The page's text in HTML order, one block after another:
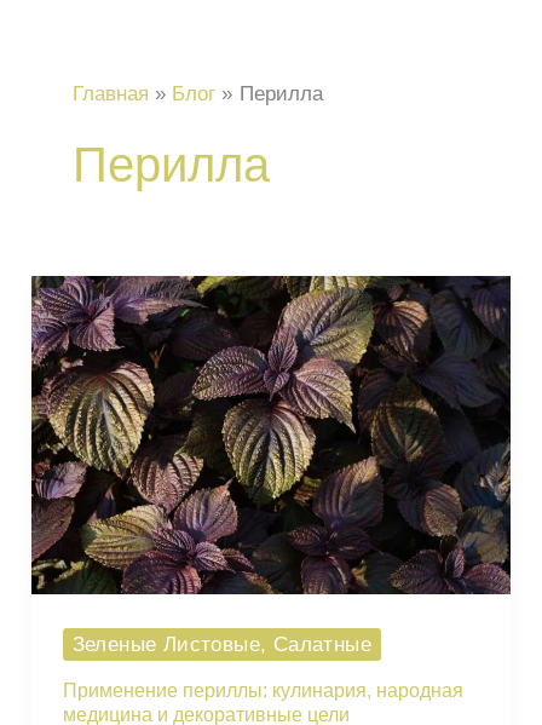
Главная Блог Перилла
Перилла
Зеленые Листовые, Салатные
Применение периллы: кулинария, народная
медицина и декоративные цели